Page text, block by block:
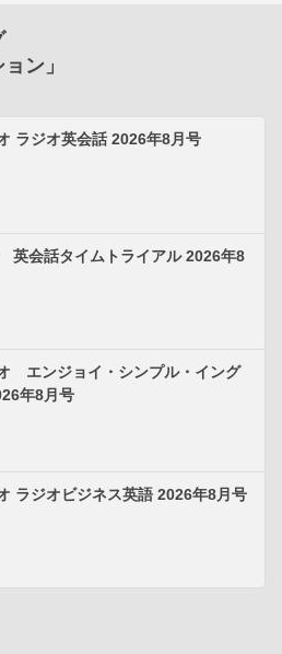
ン」
ラジオ英会話 2026年8月号
英会話タイムトライアル 2026年8
エンジョイ・シンプル・イング
年8月号
ラジオビジネス英語 2026年8月号